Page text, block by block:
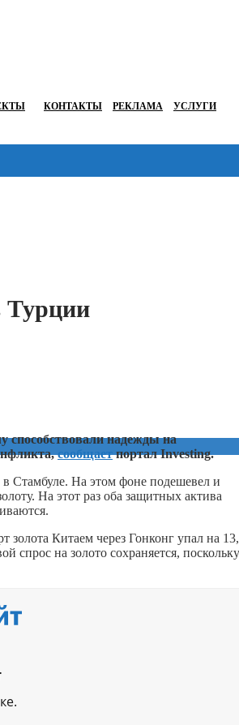
КОНТАКТЫ РЕКЛАМА УСЛУГИ
Турции
способствовали надежды на
сообщаетпортал Investing.
Стамбуле. На этом фоне подешевел и
На этот раз оба защитных актива
Китаем через Гонконг упал на
спрос на золото сохраняется, поскольку